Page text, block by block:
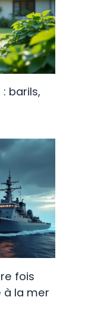
barils,
fois
à la mer